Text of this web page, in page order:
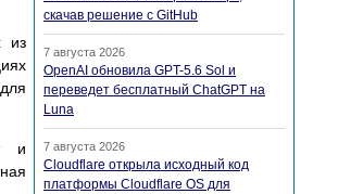
из
и
скачав решение с GitHub
7 августа 2026
OpenAI обновила GPT-5.6 Sol и
переведет бесплатный ChatGPT на
Luna
7 августа 2026
Cloudflare открыла исходный код
платформы Cloudflare OS для